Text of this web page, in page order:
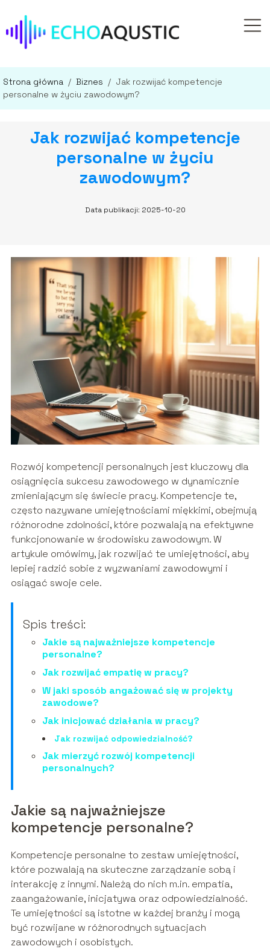
Strona główna / Biznes / Jak rozwijać kompetencje
personalne w życiu zawodowym?
Jak rozwijać kompetencje
personalne w życiu
zawodowym?
Data publikacji: 2025-10-20
Rozwój kompetencji personalnych jest kluczowy dla
osiągnięcia sukcesu zawodowego w dynamicznie
zmieniającym się świecie pracy. Kompetencje te,
często nazywane umiejętnościami miękkimi, obejmują
różnorodne zdolności, które pozwalają na efektywne
funkcjonowanie w środowisku zawodowym. W
artykule omówimy, jak rozwijać te umiejętności, aby
lepiej radzić sobie z wyzwaniami zawodowymi i
osiągać swoje cele.
Spis treści:
Jakie są najważniejsze kompetencje
personalne?
Jak rozwijać empatię w pracy?
W jaki sposób angażować się w projekty
zawodowe?
Jak inicjować działania w pracy?
Jak rozwijać odpowiedzialność?
Jak mierzyć rozwój kompetencji
personalnych?
Jakie są najważniejsze
kompetencje personalne?
Kompetencje personalne to zestaw umiejętności,
które pozwalają na skuteczne zarządzanie sobą i
interakcję z innymi. Należą do nich m.in. empatia,
zaangażowanie, inicjatywa oraz odpowiedzialność.
Te umiejętności są istotne w każdej branży i mogą
być rozwijane w różnorodnych sytuacjach
zawodowych i osobistych.